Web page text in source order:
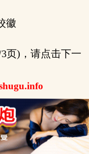
徽
页)，请点击下一